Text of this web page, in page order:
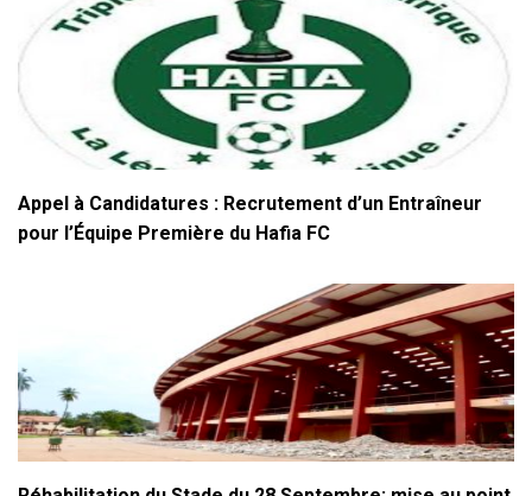
Appel à Candidatures : Recrutement d’un Entraîneur
pour l’Équipe Première du Hafia FC